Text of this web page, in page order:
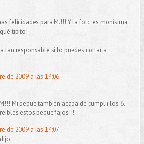
felicidades para M.!!! Y la foto es monísima,
tipito!
tan responsable si lo puedes cortar a
de 2009 a las 14:06
Mi peque también acaba de cumplir los 6.
estos pequeñajos!!!
de 2009 a las 14:07
dijo...